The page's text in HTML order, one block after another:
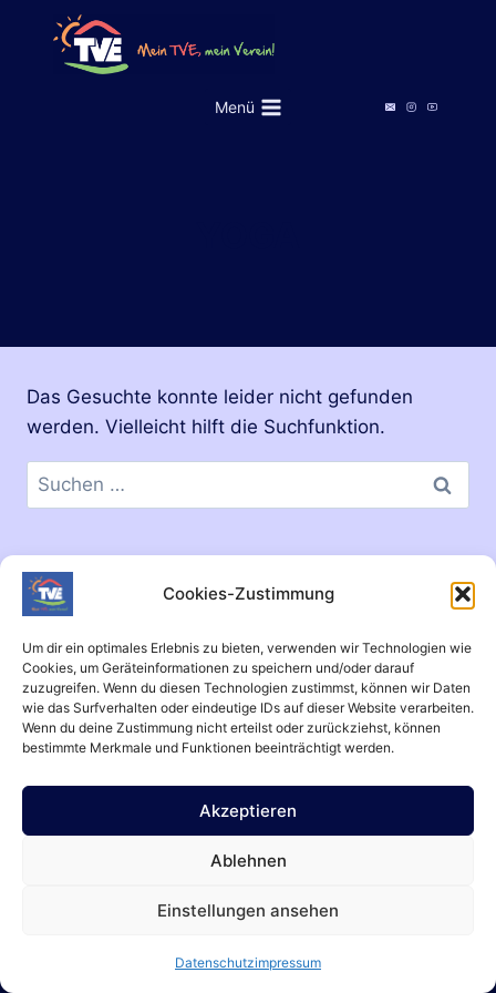
Cookies-Zustimmung
Um dir ein optimales Erlebnis zu bieten, verwenden wir Technologien wie
Cookies, um Geräteinformationen zu speichern und/oder darauf
zuzugreifen. Wenn du diesen Technologien zustimmst, können wir Daten
wie das Surfverhalten oder eindeutige IDs auf dieser Website verarbeiten.
Wenn du deine Zustimmung nicht erteilst oder zurückziehst, können
bestimmte Merkmale und Funktionen beeinträchtigt werden.
Akzeptieren
Ablehnen
Einstellungen ansehen
Datenschutzimpressum
springen
Menü
Das Gesuchte konnte leider nicht gefunden
werden. Vielleicht hilft die Suchfunktion.
Suchen
nach:
Aktuell Datenschutz impressum
Kontakt
Anpassungen